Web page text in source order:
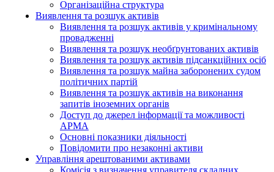
Організаційна структура
Виявлення та розшук активів
Виявлення та розшук активів у кримінальному
провадженні
Виявлення та розшук необґрунтованих активів
Виявлення та розшук активів підсанкційних осіб
Виявлення та розшук майна заборонених судом
політичних партій
Виявлення та розшук активів на виконання
запитів іноземних органів
Доступ до джерел інформації та можливості
АРМА
Основні показники діяльності
Повідомити про незаконні активи
Управління арештованими активами
Комісія з визначення управителя складних